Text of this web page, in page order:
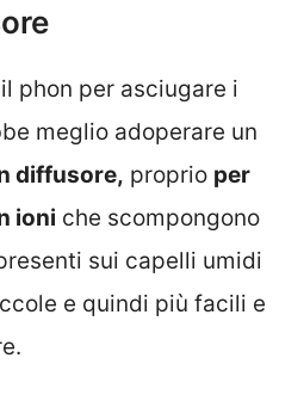
phon per asciugare i
meglio adoperare un
diffusore, proprio per
ioni che scompongono
sui capelli umidi
e quindi più facili e